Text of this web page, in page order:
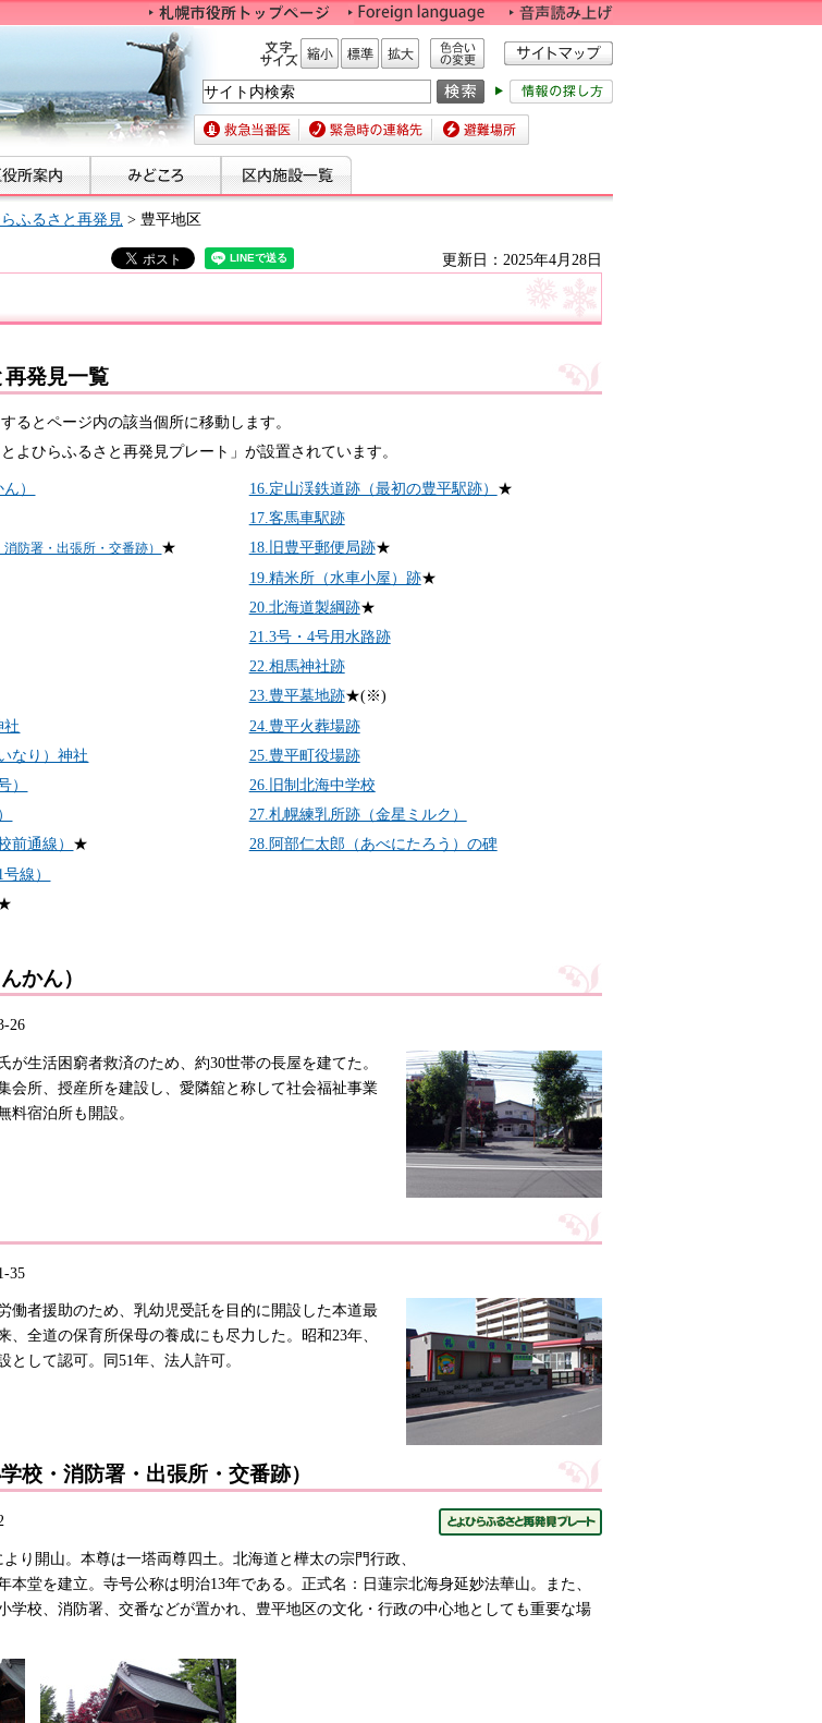
文字サイズ 縮小 標準 拡大
色合いの変更
救急当番医 緊急時の連絡先 避難場所
ふるさと再発見 > 豊平地区
更新日：2025年4月28日
発見一覧
るとページ内の該当個所に移動します。
よひらふるさと再発見プレート」が設置されています。
）
消防署・出張所・交番跡） ★
社
なり）神社
）
前通線） ★
線）
16.定山渓鉄道跡（最初の豊平駅跡） ★
17.客馬車駅跡
18.旧豊平郵便局跡★
19.精米所（水車小屋）跡★
20.北海道製綱跡★
21.3号・4号用水路跡
22.相馬神社跡
23.豊平墓地跡★(※)
24.豊平火葬場跡
25.豊平町役場跡
26.旧制北海中学校
27.札幌練乳所跡（金星ミルク）
28.阿部仁太郎（あべにたろう）の碑
かん）
26
が生活困窮者救済のため、約30世帯の長屋を建てた。
会所、授産所を建設し、愛隣舘と称して社会福祉事業
料宿泊所も開設。
35
働者援助のため、乳幼児受託を目的に開設した本道最
、全道の保育所保母の養成にも尽力した。昭和23年、
として認可。同51年、法人許可。
校・消防署・出張所・交番跡）
り開山。本尊は一塔両尊四土。北海道と樺太の宗門行政、
本堂を建立。寺号公称は明治13年である。正式名：日蓮宗北海身延妙法華山。また、
学校、消防署、交番などが置かれ、豊平地区の文化・行政の中心地としても重要な場